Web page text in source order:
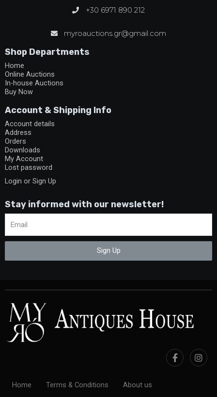
+30 6971 890 212
myroauctions.gr@gmail.com
Shop Departments
Home
Online Auctions
In-house Auctions
Buy Now
Account & Shipping Info
Account details
Address
Orders
Downloads
My Account
Lost password
Login or Sign Up
Stay informed with our newsletter!
Sign Up
Home Terms & Conditions About us